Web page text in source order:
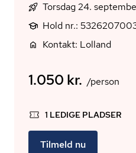
Torsdag 24.
Hold nr.:
Kontakt: Lolland
1.050 kr. /person
1 LEDIGE PLADSER
Tilmeld nu